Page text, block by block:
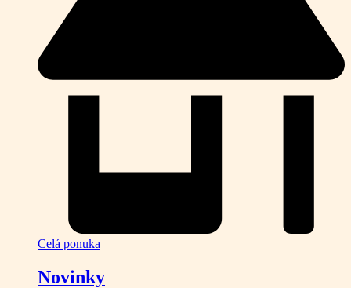
Celá ponuka
Novinky